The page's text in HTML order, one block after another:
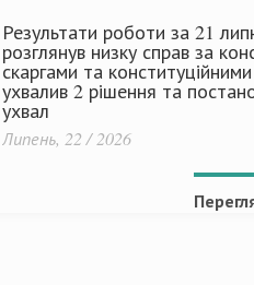
Результати роботи за 21
розглянув низку справ за
скаргами та
ухвалив 2 рішення та
ухвал
Липень, 22 / 2026